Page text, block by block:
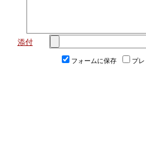
添付
フォームに保存 プ